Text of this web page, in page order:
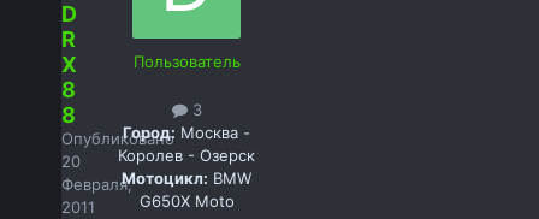
D
R
X
8
8
Опубликовано
20
Февраля,
2011
Пользователь
3
Город: Москва -
Королев - Озерск
Мотоцикл: BMW
G650X Moto